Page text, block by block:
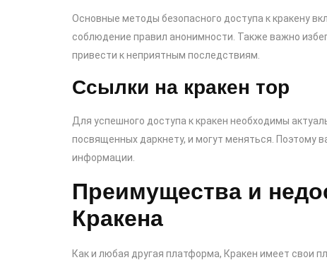
Основные методы безопасного доступа к кракену
соблюдение правил анонимности. Также важно
привести к неприятным последствиям.
Ссылки на кракен тор
Для успешного доступа к кракен необходимы
посвященных даркнету, и могут меняться. Поэтому
информации.
Преимущества и
Кракена
Как и любая другая платформа, Кракен имеет свои